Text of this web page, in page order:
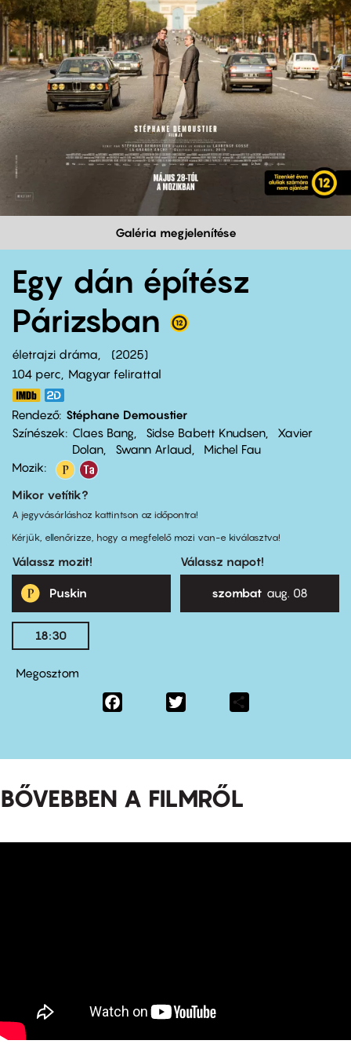
Galéria megjelenítése
Egy dán építész
Párizsban
életrajzi dráma
2025
104 perc,
Magyar felirattal
Rendező Stéphane Demoustier
Színészek
Claes Bang Sidse Babett Knudsen
Xavier
Dolan
Swann Arlaud
Michel Fau
Mozik:
Mikor vetítik?
A jegyvásárláshoz kattintson az időpontra!
Kérjük, ellenőrizze, hogy a megfelelő mozi van-e kiválasztva!
Válassz mozit!
Puskin
Válassz napot!
szombat aug. 08
18:30
Megosztom
Facebook
BŐVEBBEN A FILMRŐL